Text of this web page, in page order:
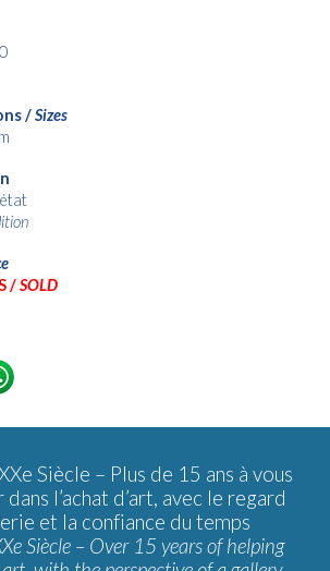
/Sizes
/SOLD
Siècle – Plus de 15 ans à vous
l’achat d’art, avec le regard
et la confiance du temps
Siècle – Over 15 years of helping